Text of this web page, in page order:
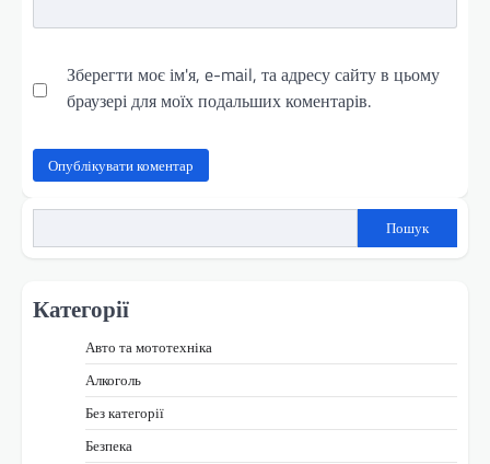
Зберегти моє ім'я, e-mail, та адресу сайту в цьому
браузері для моїх подальших коментарів.
Пошук
Категорії
Авто та мототехніка
Алкоголь
Без категорії
Безпека